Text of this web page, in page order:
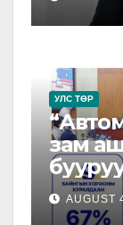
УЛС ТӨР
зам
AUGUST